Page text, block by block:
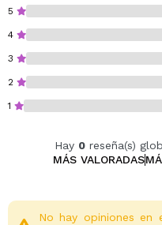
una noche de poco
dentro de la rutina facial.
Incluye 60 parches.
Vegan.
Cruelty free.
5
4
3
2
1
Hay 0 reseña(s)
MÁS VALORADAS
No hay opiniones en